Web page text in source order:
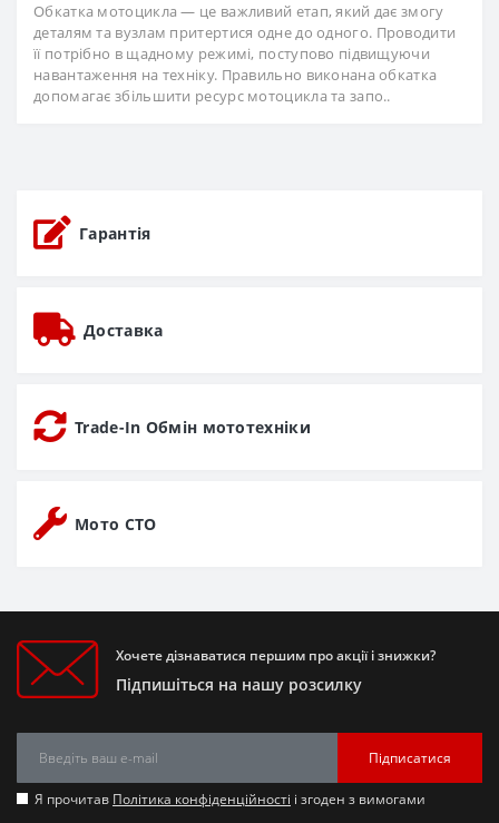
Обкатка мотоцикла — це важливий етап, який дає змогу
деталям та вузлам притертися одне до одного. Проводити
її потрібно в щадному режимі, поступово підвищуючи
навантаження на техніку. Правильно виконана обкатка
допомагає збільшити ресурс мотоцикла та запо..
Гарантія
Доставка
Trade-In Обмін мототехніки
Мото СТО
Хочете дізнаватися першим про акції і знижки?
Підпишіться на нашу розсилку
Підписатися
Я прочитав Політика конфіденційності і згоден з вимогами